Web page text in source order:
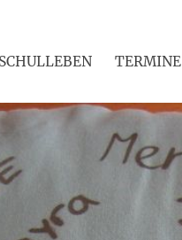
SCHULLEBEN TERMINE